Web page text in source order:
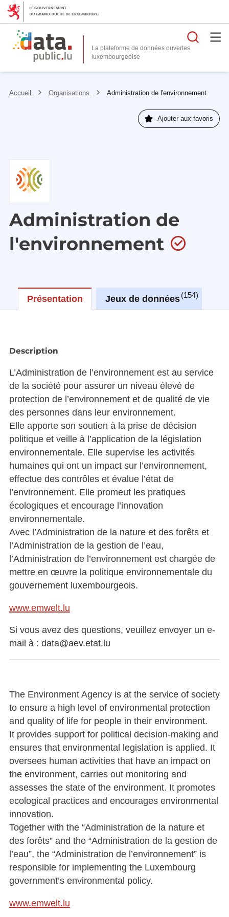
La plateforme de données ouvertes
Accueil Organisations Administration de l'environnement
Ajouter aux favoris
Administration de
l'environnement
Présentation Jeux de données 154
Description
L’Administration de l’environnement est au service
de la société pour assurer un niveau élevé de
protection de l’environnement et de qualité de vie
des personnes dans leur environnement.
Elle apporte son soutien à la prise de décision
politique et veille à l’application de la législation
environnementale. Elle supervise les activités
humaines qui ont un impact sur l’environnement,
effectue des contrôles et évalue l’état de
l’environnement. Elle promeut les pratiques
écologiques et encourage l’innovation
environnementale.
Avec l’Administration de la nature et des forêts et
l’Administration de la gestion de l’eau,
l’Administration de l’environnement est chargée de
mettre en œuvre la politique environnementale du
gouvernement luxembourgeois.
www.emwelt.lu
Si vous avez des questions, veuillez envoyer un e-
mail à : data@aev.etat.lu
The Environment Agency is at the service of society
to ensure a high level of environmental protection
and quality of life for people in their environment.
It provides support for political decision-making and
ensures that environmental legislation is applied. It
oversees human activities that have an impact on
the environment, carries out monitoring and
assesses the state of the environment. It promotes
ecological practices and encourages environmental
innovation.
Together with the “Administration de la nature et
des forêts” and the “Administration de la gestion de
l’eau”, the “Administration de l’environnement” is
responsible for implementing the Luxembourg
government’s environmental policy.
www.emwelt.lu